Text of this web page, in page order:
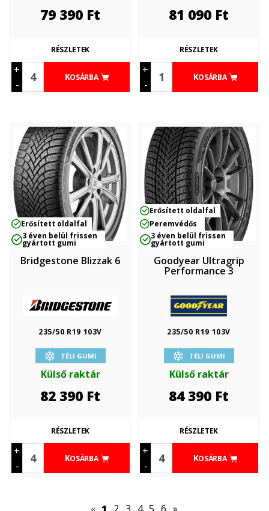
79 390 Ft
+
-
KOSÁRBA
RÉSZLETEK
81 090 Ft
+
-
KOSÁRBA
RÉSZLETEK
Erősített oldalfal
3 éven belül frissen
gyártott gumi
Bridgestone Blizzak 6
235/50 R19 103V
TÉLI GUMI
Külső raktár
82 390 Ft
+
-
KOSÁRBA
RÉSZLETEK
Erősített oldalfal
Peremvédős
3 éven belül frissen
gyártott gumi
Goodyear Ultragrip
Performance 3
235/50 R19 103V
TÉLI GUMI
Külső raktár
84 390 Ft
+
-
KOSÁRBA
RÉSZLETEK